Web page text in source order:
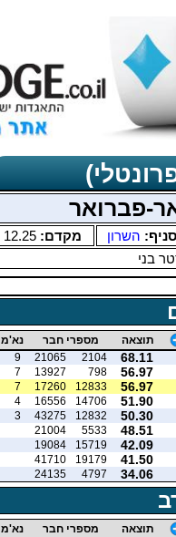
פברואר
סניף: השרון מקדם: 12.25
בני
תוצאה מספרי חבר נא'מ
68.11
2104
21065
9
56.97
798
13927
7
56.97
12833
17260
7
51.90
14706
16556
4
50.30
12832
43275
3
48.51
5533
21004
42.09
15719
19084
41.50
19179
41710
34.06
4797
24135
תוצאה מספרי חבר נא'מ